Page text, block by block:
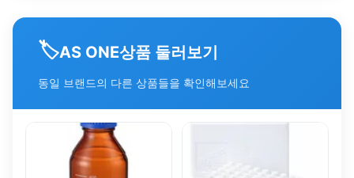
🏷️AS ONE상품 둘러보기
동일 브랜드의 다른 상품들을 확인해보세요